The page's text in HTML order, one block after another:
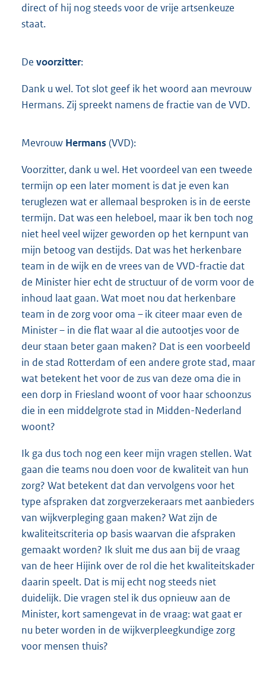
direct of hij nog steeds voor de vrije artsenkeuze
staat.
De voorzitter:
Dank u wel. Tot slot geef ik het woord aan mevrouw
Hermans. Zij spreekt namens de fractie van de VVD.
Mevrouw Hermans (VVD):
Voorzitter, dank u wel. Het voordeel van een tweede
termijn op een later moment is dat je even kan
teruglezen wat er allemaal besproken is in de eerste
termijn. Dat was een heleboel, maar ik ben toch nog
niet heel veel wijzer geworden op het kernpunt van
mijn betoog van destijds. Dat was het herkenbare
team in de wijk en de vrees van de VVD-fractie dat
de Minister hier echt de structuur of de vorm voor de
inhoud laat gaan. Wat moet nou dat herkenbare
team in de zorg voor oma – ik citeer maar even de
Minister – in die flat waar al die autootjes voor de
deur staan beter gaan maken? Dat is een voorbeeld
in de stad Rotterdam of een andere grote stad, maar
wat betekent het voor de zus van deze oma die in
een dorp in Friesland woont of voor haar schoonzus
die in een middelgrote stad in Midden-Nederland
woont?
Ik ga dus toch nog een keer mijn vragen stellen. Wat
gaan die teams nou doen voor de kwaliteit van hun
zorg? Wat betekent dat dan vervolgens voor het
type afspraken dat zorgverzekeraars met aanbieders
van wijkverpleging gaan maken? Wat zijn de
kwaliteitscriteria op basis waarvan die afspraken
gemaakt worden? Ik sluit me dus aan bij de vraag
van de heer Hijink over de rol die het kwaliteitskader
daarin speelt. Dat is mij echt nog steeds niet
duidelijk. Die vragen stel ik dus opnieuw aan de
Minister, kort samengevat in de vraag: wat gaat er
nu beter worden in de wijkverpleegkundige zorg
voor mensen thuis?